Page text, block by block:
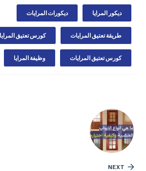
ديكور المرايا ديكورات المرايات
طريقة تعتيق المرايات كورس تعتيق المرايا
كورس تعتيق المرايات وظيفة المرايا
NEXT